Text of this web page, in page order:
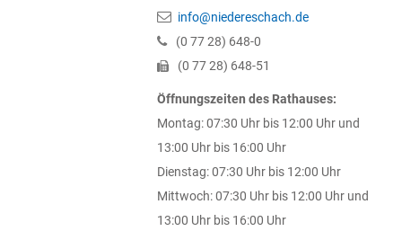
info@niedereschach.de
(0 7728) 648-0
(0 7728) 648-51
Öffnungszeiten des Rathauses:
Montag: 07:30 Uhr bis 12:00 Uhr und
13:00 Uhr bis 16:00 Uhr
Dienstag: 07:30 Uhr bis 12:00 Uhr
Mittwoch: 07:30 Uhr bis 12:00 Uhr und
13:00 Uhr bis 16:00 Uhr